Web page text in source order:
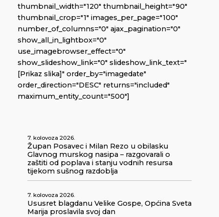
thumbnail_width="120" thumbnail_height="90"
thumbnail_crop="1" images_per_page="100"
number_of_columns="0" ajax_pagination="0"
show_all_in_lightbox="0"
use_imagebrowser_effect="0"
show_slideshow_link="0" slideshow_link_text="
[Prikaz slika]" order_by="imagedate"
order_direction="DESC" returns="included"
maximum_entity_count="500"]
7. kolovoza 2026.
Župan Posavec i Milan Rezo u obilasku
Glavnog murskog nasipa – razgovarali o
zaštiti od poplava i stanju vodnih resursa
tijekom sušnog razdoblja
7. kolovoza 2026.
Ususret blagdanu Velike Gospe, Općina Sveta
Marija proslavila svoj dan